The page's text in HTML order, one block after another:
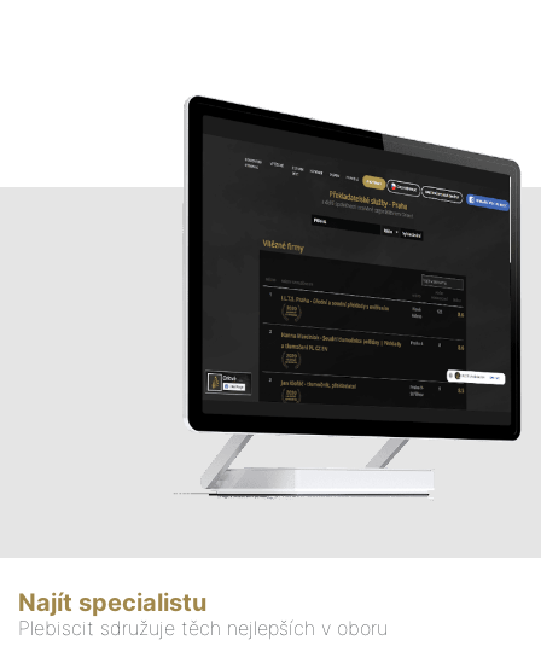
Najít specialistu
Plebiscit sdružuje těch nejlepších v oboru